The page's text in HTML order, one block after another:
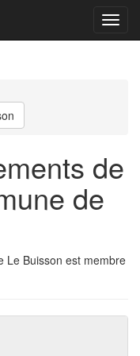
Menu
de
de
Le Buisson est membre